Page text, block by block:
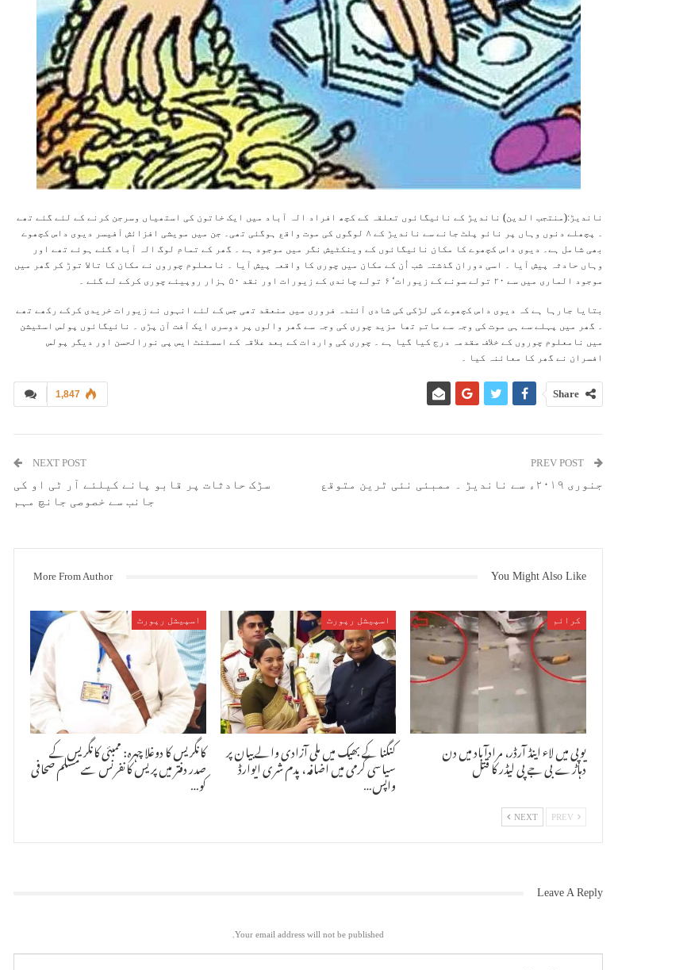
ناندیڑ:(منتجب الدین) ناندیڑ کے نائیگائوں تعلقہ کے کچھ افراد الہ آباد میں ایک خاتون کی استھیاں وسرجن کرنے کے لئے گئے تھے
۔ پچھلے دنوں وہاں پر نائو پلٹ جانے سے ناندیڑ کے ۸ لوگوں کی موت واقع ہوگئی تھی۔ جن میں مویشی افزائش آفیسر دیوی داس کچھوے
بھی شامل ہے۔ دیوی داس کچھوے کا مکان نائیگائوں کے وینکٹیش نگر میں موجود ہے ۔ گھر کے تمام لوگ الہ آباد گئے ہوئے تھے اور
وہاں حادثہ پیش آیا ۔ اسی دوران گذشتہ شب اُن کے مکان میں چوری کا واقعہ پیش آیا ۔ نامعلوم چوروں نے مکان کا تالا توڑ کر گھر میں
موجود الماری میں سے ۲۰ تولے سونے کے زیورات‘ ۶ تولے چاندی کے زیورات اور نقد ۵۰ ہزار روپیئے چوری کرکے لے گئے ۔
بتایا جارہا ہے کہ دیوی داس کچھوے کی لڑکی کی شادی آئندہ فروری میں منعقد تھی جس کے لئے انہوں نے زیورات خریدی کرکے رکھے تھے
۔ گھر میں پہلے سے ہی موت کی وجہ سے ماتم تھا مزید چوری کی وجہ سے گھر والوں پر دوسری ایک آفت آن پڑی ۔ نائیگائوں پولس اسٹیشن
میں نامعلوم چوروں کے خلاف مقدمہ درج کیا گیا ہے ۔ چوری کی واردات کے بعد علاقہ کے اسسٹنٹ ایس پی نورالحسن اور دیگر پولس
افسران نے گھر کا معائنہ کیا ۔
1,847 Share
جنوری ۲۰۱۹ء سے ناندیڑ ۔ ممبئی نئی ٹرین متوقع
NEXT POST
سڑک حادثات پر قابو پانے کیلئے آر ٹی او کی
جانب سے خصوصی جانچ مہم
You Might Also Like
More From Author
کرائم
یوپی میں لاء اینڈ آرڈر، مرادآباد میں دن
دہاڑے بی جے پی لیڈر کا قتل
اسپیشل رپورٹ
کنگنا کے بھیک میں ملی آزادی والے بیان پر
سیاسی گرمی میں اضافہ ، پدم شری ایوارڈ
واپس…
اسپیشل رپورٹ
کانگریس کا دوغلا چہرہ: ممبئی کانگریس کے
صدر دفتر میں پریس کانفرنس سے مسلم صحافی
کو…
NEXT
Leave A Reply
Your email address will not be published.